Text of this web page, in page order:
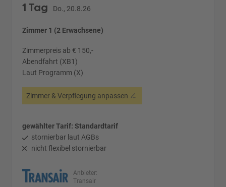
1 Tag Do., 20.8.26
Zimmer 1 (2 Erwachsene)
Zimmerpreis ab € 150,-
Abendfahrt (XB1)
Laut Programm (X)
Zimmer & Verpflegung anpassen
gewählter Tarif: Standardtarif
stornierbar laut AGBs
nicht flexibel stornierbar
Anbieter:
Transair